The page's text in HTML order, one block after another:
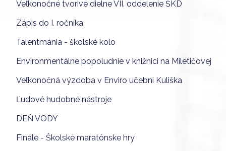
Veľkonočné tvorivé dielne VII. oddelenie ŠKD
Zápis do I. ročníka
Talentmánia - školské kolo
Environmentálne popoludnie v knižnici na Miletičovej
Veľkonočná výzdoba v Enviro učebni Kuliška
Ľudové hudobné nástroje
DEŇ VODY
Finále - Školské maratónske hry